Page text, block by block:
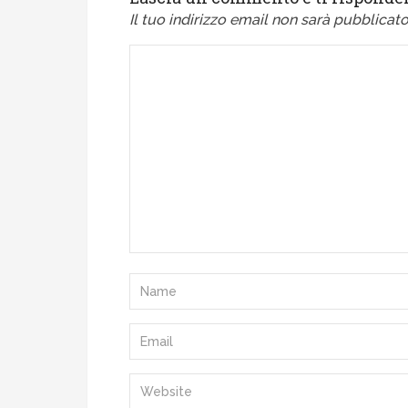
Il tuo indirizzo email non sarà